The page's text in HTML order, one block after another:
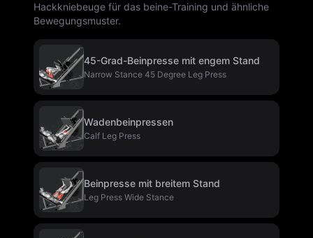
Hackkniebeuge für das beine-Training und ähnliche
Bewegungsmuster.
45-Grad-Beinpresse mit engem Stand
Narrow Stance 45 Degree Leg Press
Wadenbeinpressen
Calf Leg Press
Beinpresse mit breitem Stand
Leg Press Wide Stance